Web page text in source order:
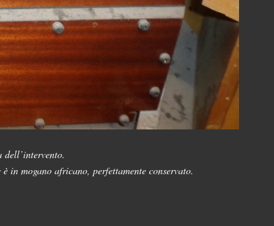
in mogano africano, perfettamente conservato.